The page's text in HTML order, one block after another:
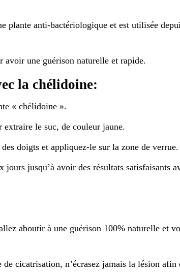
plante anti-bactériologique et est utilisée
avoir une guérison naturelle et rapide.
la chélidoine:
« chélidoine ».
extraire le suc, de couleur jaune.
doigts et appliquez-le sur la zone de verrue.
jours jusqu’à avoir des résultats satisfaisants
aboutir à une guérison 100% naturelle et
cicatrisation, n’écrasez jamais la lésion afin